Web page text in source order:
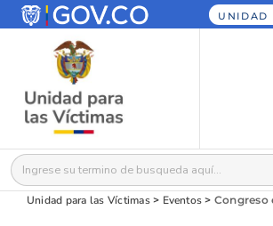
UNIDAD
Buscar:
Unidad para las Víctimas> Eventos > Congreso de intercambio